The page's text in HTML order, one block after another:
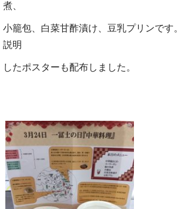
煮、
小籠包、白菜甘酢漬け、豆乳プリンです。
説明
したポスターも配布しました。